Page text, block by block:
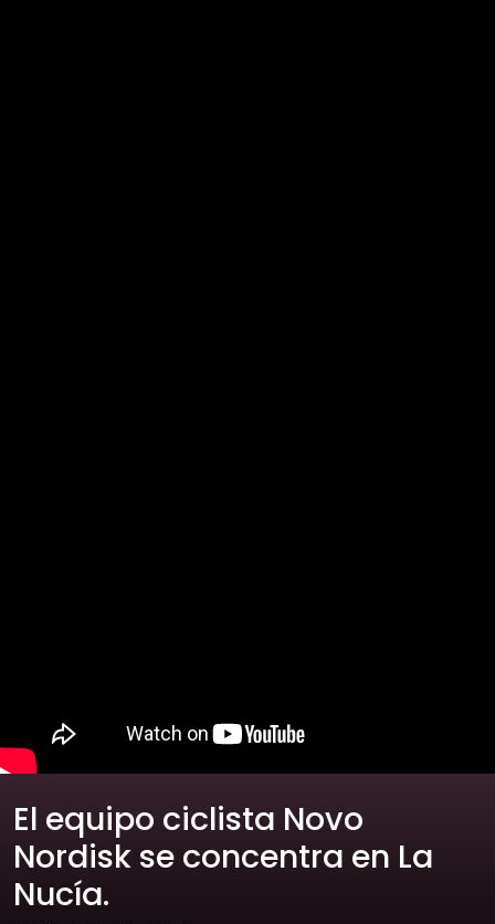
El equipo ciclista Novo
Nordisk se concentra en La
Nucía.